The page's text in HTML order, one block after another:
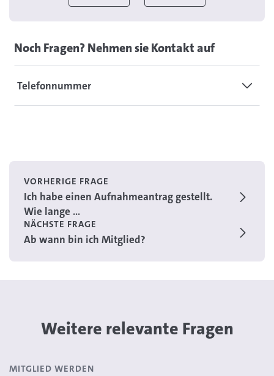
Noch Fragen? Nehmen sie Kontakt auf
Telefonnummer
VORHERIGE FRAGE
Ich habe einen Aufnahmeantrag gestellt.
Wie lange ...
NÄCHSTE FRAGE
Ab wann bin ich Mitglied?
Weitere relevante Fragen
MITGLIED WERDEN